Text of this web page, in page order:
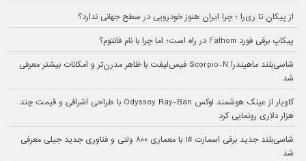
از پیکان تا ری‌را ؛ چرا ایران هنوز خودرویی در سطح جهانی ندارد؟
پیکاپ برقی فورد Fathom در راه است؛ اما چرا با نام فانتوم؟
شاسی‌بلند ماهیندرا Scorpio-N فیس‌لیفت با ظاهر مدرن‌تر و امکانات بیشتر معرفی
شد
کاویار از عینک هوشمند لوکس Odyssey Ray-Ban با طراحی اشرافی و قیمت چند
هزار دلاری رونمایی کرد
شاسی‌بلند جدید برقی اسمارت #۱ با معماری ۸۰۰ ولتی و فناوری جدید جیلی معرفی
شد